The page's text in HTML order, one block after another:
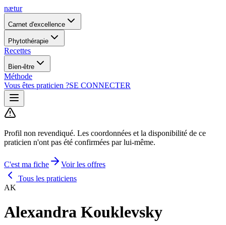
nætur
Carnet d'excellence
Phytothérapie
Recettes
Bien-être
Méthode
Vous êtes praticien ?SE CONNECTER
Profil non revendiqué. Les coordonnées et la disponibilité de ce
praticien n'ont pas été confirmées par lui-même.
C'est ma fiche
Voir les offres
Tous les praticiens
AK
Alexandra Kouklevsky